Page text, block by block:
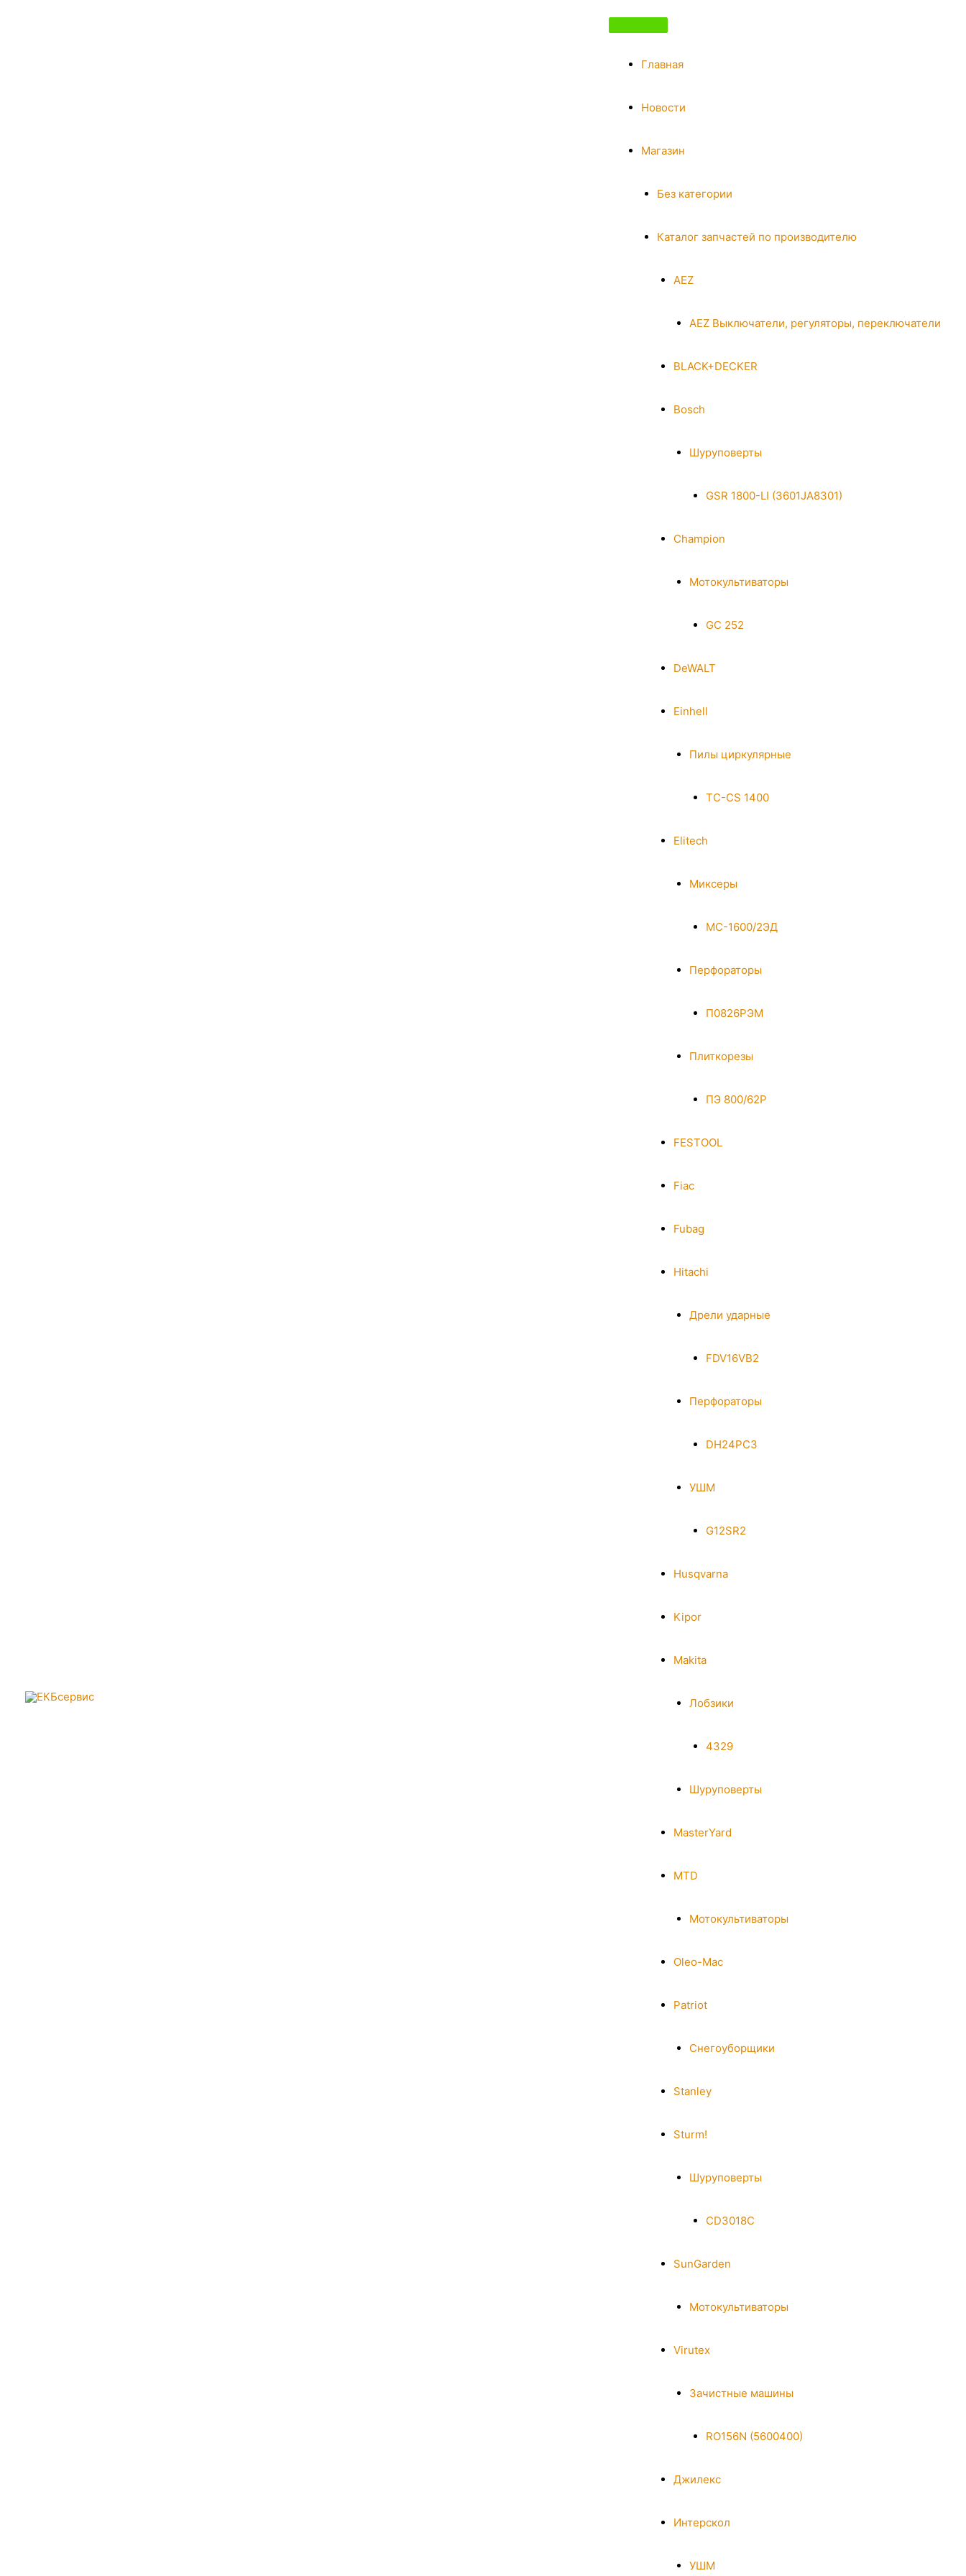
Главная
Новости
Магазин
Без категории
Каталог запчастей по производителю
AEZ
AEZ Выключатели, регуляторы, переключатели
BLACK+DECKER
Bosch
Шуруповерты
GSR 1800-LI (3601JA8301)
Champion
Мотокультиваторы
GC 252
DeWALT
Einhell
Пилы циркулярные
TC-CS 1400
Elitech
Миксеры
МС-1600/2ЭД
Перфораторы
П0826РЭМ
Плиткорезы
ПЭ 800/62Р
FESTOOL
Fiac
Fubag
Hitachi
Дрели ударные
FDV16VB2
Перфораторы
DH24PC3
УШМ
G12SR2
Husqvarna
Kipor
Makita
Лобзики
4329
Шуруповерты
MasterYard
MTD
Мотокультиваторы
Oleo-Mac
Patriot
Снегоуборщики
Stanley
Sturm!
Шуруповерты
CD3018C
SunGarden
Мотокультиваторы
Virutex
Зачистные машины
RO156N (5600400)
Джилекс
Интерскол
УШМ